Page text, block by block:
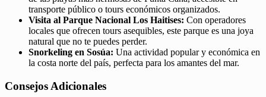
transporte público o tours económicos organizados.
Visita al Parque Nacional Los Haitises: Con operadores
locales que ofrecen tours asequibles, este parque es una joya
natural que no te puedes perder.
Snorkeling en Sosúa: Una actividad popular y económica en
la costa norte del país, perfecta para los amantes del mar.
Consejos Adicionales